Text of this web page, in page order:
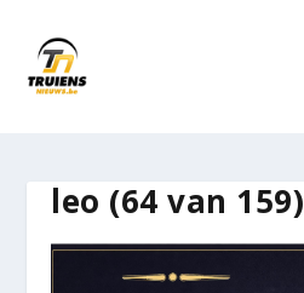
leo (64 van 159)